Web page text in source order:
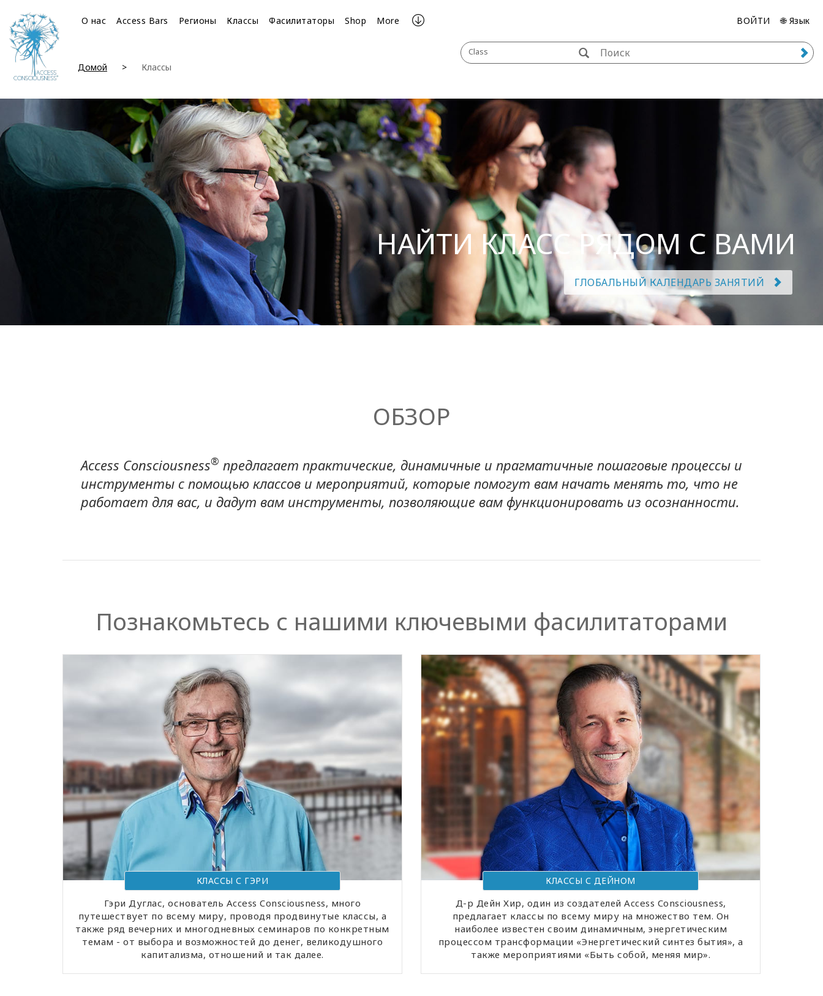
О нас Access Bars Регионы Классы Фасилитаторы Shop More ВОЙТИ 🌐 Язык
Class
Домой Классы
НАЙТИ КЛАСС РЯДОМ С ВАМИ
ГЛОБАЛЬНЫЙ КАЛЕНДАРЬ ЗАНЯТИЙ
ОБЗОР
Access Consciousness® предлагает практические, динамичные и прагматичные пошаговые процессы и
инструменты с помощью классов и мероприятий, которые помогут вам начать менять то, что не
работает для вас, и дадут вам инструменты, позволяющие вам функционировать из осознанности.
Познакомьтесь с нашими ключевыми фасилитаторами
КЛАССЫ С ГЭРИ
Гэри Дуглас, основатель Access Consciousness, много
путешествует по всему миру, проводя продвинутые классы, а
также ряд вечерних и многодневных семинаров по конкретным
темам - от выбора и возможностей до денег, великодушного
капитализма, отношений и так далее.
КЛАССЫ С ДЕЙНОМ
Д-р Дейн Хир, один из создателей Access Consciousness,
предлагает классы по всему миру на множество тем. Он
наиболее известен своим динамичным, энергетическим
процессом трансформации «Энергетический синтез бытия», а
также мероприятиями «Быть собой, меняя мир».